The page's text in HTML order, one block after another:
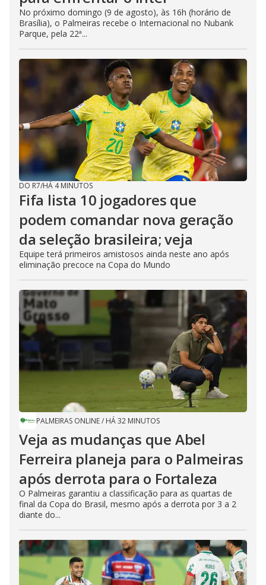
No próximo domingo (9 de agosto), às 16h (horário de
Brasília), o Palmeiras recebe o Internacional no Nubank
Parque, pela 22ª...
DO R7/HÁ 4 MINUTOS
Fifa lista 10 jogadores que
podem comandar nova geração
da seleção brasileira; veja
Equipe terá primeiros amistosos ainda neste ano após
eliminação precoce na Copa do Mundo
PALMEIRAS ONLINE/ HÁ 32 MINUTOS
Veja as mudanças que Abel
Ferreira planeja para o Palmeiras
após derrota para o Fortaleza
O Palmeiras garantiu a classificação para as quartas de
final da Copa do Brasil, mesmo após a derrota por 3 a 2
diante do...